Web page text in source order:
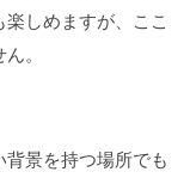
しめますが、ここ
。
景を持つ場所でも